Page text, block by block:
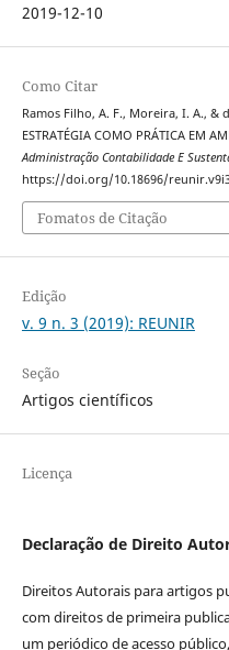
2019-12-10
Como Citar
Ramos Filho, A. F., Moreira, I. A., &
ESTRATÉGIA COMO PRÁTICA EM
Administração Contabilidade E
https://doi.org/10.18696/
Fomatos de Citação
Edição
v. 9 n. 3 (2019): REUNIR
Seção
Artigos científicos
Licença
Declaração de Direito
Direitos Autorais para artigos
com direitos de primeira
um periódico de acesso